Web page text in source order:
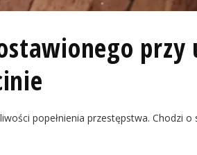
popełnienia przestępstwa. Chodzi